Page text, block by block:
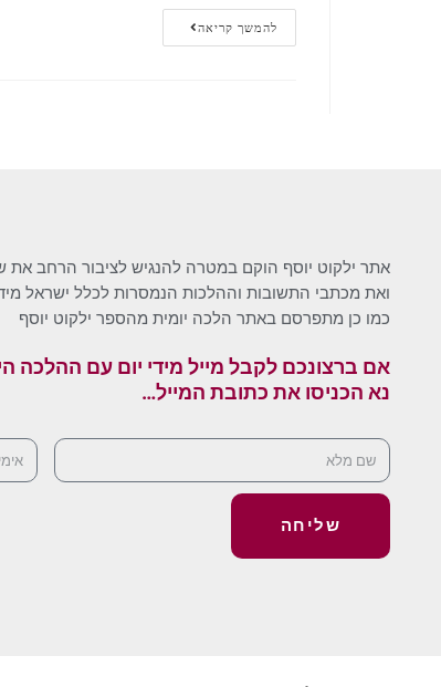
להמשך קריאה
אתר ילקוט יוסף הוקם במטרה להנגיש לציבור הרחב את
ואת מכתבי התשובות וההלכות הנמסרות לכלל ישראל
כמו כן מתפרסם באתר הלכה יומית מהספר ילקוט יוסף
אם ברצונכם לקבל מייל מידי יום עם ההלכה
נא הכניסו את כתובת המייל…
שליחה